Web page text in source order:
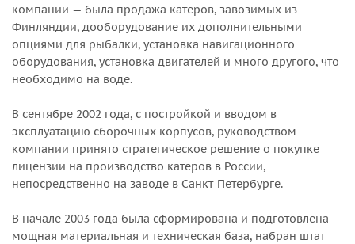
компании — была продажа катеров, завозимых из
Финляндии, дооборудование их дополнительными
опциями для рыбалки, установка навигационного
оборудования, установка двигателей и много другого, что
необходимо на воде.
В сентябре 2002 года, с постройкой и вводом в
эксплуатацию сборочных корпусов, руководством
компании принято стратегическое решение о покупке
лицензии на производство катеров в России,
непосредственно на заводе в Санкт-Петербурге.
В начале 2003 года была сформирована и подготовлена
мощная материальная и техническая база, набран штат